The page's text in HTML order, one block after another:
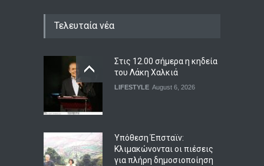
Τελευταία νέα
Στις 12.00 σήμερα η κηδεία
του Λάκη Χαλκιά
LIFESTYLE August 6, 2026
Υπόθεση Έπσταϊν:
Κλιμακώνονται οι πιέσεις
για πλήρη δημοσιοποίηση